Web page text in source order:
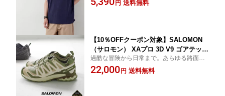
円 送料無料
【10％OFFクーポン対象】SALOMON
（サロモン） XAプロ 3D V9 ゴアテック
ス Mトレイルランニング / メンズ スニ
ーカー シューズ 防水 アウトドア
過酷な冒険から日常まで。あらゆる路面を
刻む傑作シューズ
22,000 円 送料無料